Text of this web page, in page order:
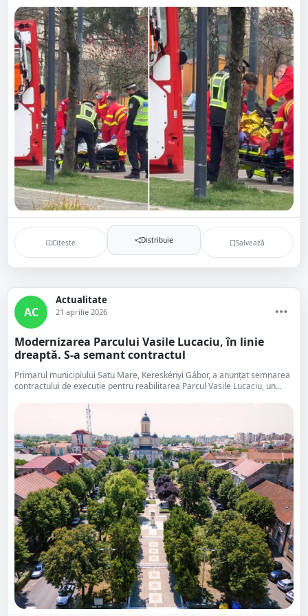
Citește Distribuie Salvează
AC
Actualitate
21 aprilie 2026
Modernizarea Parcului Vasile Lucaciu, în linie
dreaptă. S-a semant contractul
Primarul municipiului Satu Mare, Kereskényi Gábor, a anunțat semnarea
contractului de execuție pentru reabilitarea Parcul Vasile Lucaciu, un...